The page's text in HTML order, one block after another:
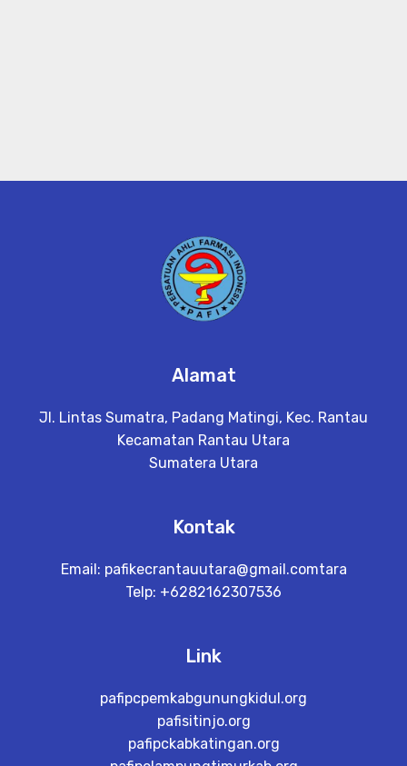
Alamat
Jl. Lintas Sumatra, Padang Matingi, Kec. Rantau
Kecamatan Rantau Utara
Sumatera Utara
Kontak
Email: pafikecrantauutara@gmail.comtara
Telp: +6282162307536
Link
pafipcpemkabgunungkidul.org
pafisitinjo.org
pafipckabkatingan.org